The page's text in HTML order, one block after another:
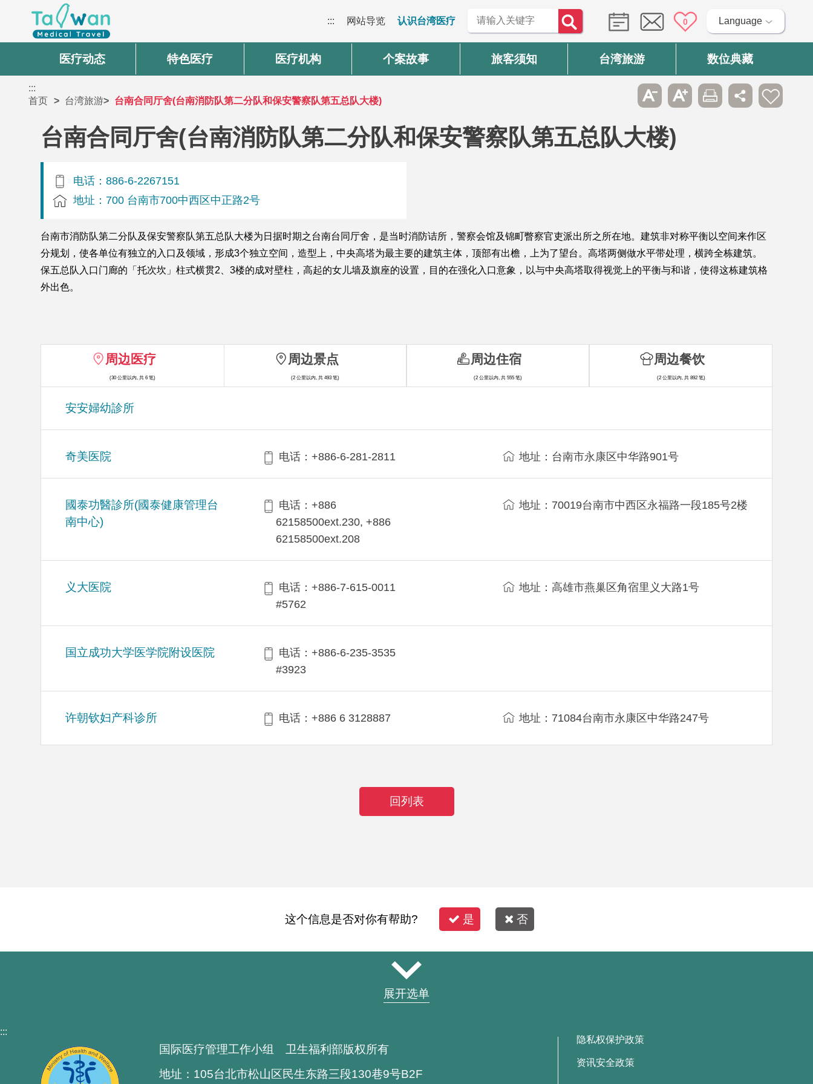
::: 网站导览 认识台湾医疗 0 Language
医疗动态 特色医疗 医疗机构 个案故事 旅客须知 台湾旅游 数位典藏
:::
首页
台湾旅游 台南合同厅舍(台南消防队第二分队和保安警察队第五总队大楼)
台南合同厅舍(台南消防队第二分队和保安警察队第五总队大楼)
电话：886-6-2267151
地址：700 台南市700中西区中正路2号
台南市消防队第二分队及保安警察队第五总队大楼为日据时期之台南台同厅舍，是当时消防诘所，警察会馆及锦町瞥察官吏派出所之所在地。建筑非对称平衡以空间来作区
分规划，使各单位有独立的入口及领域，形成3个独立空间，造型上，中央高塔为最主要的建筑主体，顶部有出檐，上为了望台。高塔两侧做水平带处理，横跨全栋建筑。
保五总队入口门廊的「托次坎」柱式横贯2、3楼的成对壁柱，高起的女儿墙及旗座的设置，目的在强化入口意象，以与中央高塔取得视觉上的平衡与和谐，使得这栋建筑格
外出色。
周边医疗
(30 公里以内, 共 6 笔)
安安婦幼診所
奇美医院 电话：+886-6-281-2811 地址：台南市永康区中华路901号
國泰功醫診所(國泰健康管理台
南中心)
电话：+886
62158500ext.230, +886
62158500ext.208
地址：70019台南市中西区永福路一段185号2楼
义大医院
电话：+886-7-615-0011
#5762
地址：高雄市燕巢区角宿里义大路1号
国立成功大学医学院附设医院
电话：+886-6-235-3535
#3923
许朝钦妇产科诊所 电话：+886 6 3128887 地址：71084台南市永康区中华路247号
周边景点
(2 公里以内, 共 493 笔)
周边住宿
(2 公里以内, 共 555 笔)
周边餐饮
(2 公里以内, 共 892 笔)
回列表
这个信息是否对你有帮助? 是 否
展开选单
:::
国际医疗管理工作小组 卫生福利部版权所有
地址：105台北市松山区民生东路三段130巷9号B2F
隐私权保护政策
资讯安全政策